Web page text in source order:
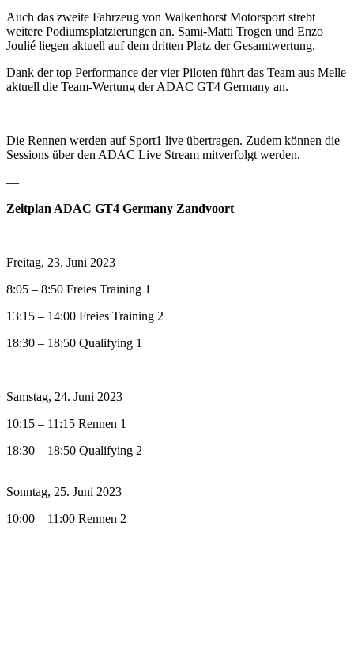
Auch das zweite Fahrzeug von Walkenhorst Motorsport strebt
weitere Podiumsplatzierungen an. Sami-Matti Trogen und Enzo
Joulié liegen aktuell auf dem dritten Platz der Gesamtwertung.
Dank der top Performance der vier Piloten führt das Team aus Melle
aktuell die Team-Wertung der ADAC GT4 Germany an.
Die Rennen werden auf Sport1 live übertragen. Zudem können die
Sessions über den ADAC Live Stream mitverfolgt werden.
—
Zeitplan ADAC GT4 Germany Zandvoort
Freitag, 23. Juni 2023
8:05 – 8:50 Freies Training 1
13:15 – 14:00 Freies Training 2
18:30 – 18:50 Qualifying 1
Samstag, 24. Juni 2023
10:15 – 11:15 Rennen 1
18:30 – 18:50 Qualifying 2
Sonntag, 25. Juni 2023
10:00 – 11:00 Rennen 2